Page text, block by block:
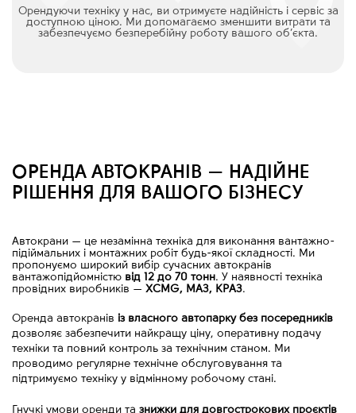
Орендуючи техніку у нас, ви отримуєте надійність і сервіс за
доступною ціною. Ми допомагаємо зменшити витрати та
забезпечуємо безперебійну роботу вашого об’єкта.
ОРЕНДА АВТОКРАНІВ — НАДІЙНЕ
РІШЕННЯ ДЛЯ ВАШОГО БІЗНЕСУ
Автокрани — це незамінна техніка для виконання вантажно-
підіймальних і монтажних робіт будь-якої складності. Ми
пропонуємо широкий вибір сучасних автокранів
вантажопідйомністю від 12 до 70 тонн. У наявності техніка
провідних виробників — XCMG, МАЗ, КРАЗ.
Оренда автокранів із власного автопарку без посередників
дозволяє забезпечити найкращу ціну, оперативну подачу
техніки та повний контроль за технічним станом. Ми
проводимо регулярне технічне обслуговування та
підтримуємо техніку у відмінному робочому стані.
Гнучкі умови оренди та знижки для довгострокових проєктів